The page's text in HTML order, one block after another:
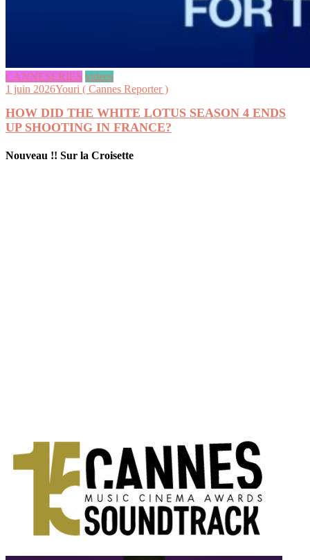
CANNESERIES videos
1 juin 2026Youri ( Cannes Reporter )
HOW DID THE WHITE LOTUS SEASON 4 ENDS
UP SHOOTING IN FRANCE?
Nouveau !! Sur la Croisette